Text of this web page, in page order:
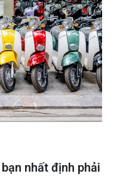
nhất định phải